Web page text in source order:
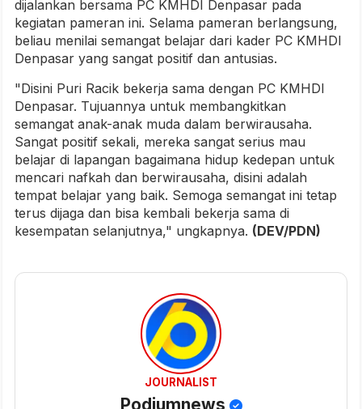
dijalankan bersama PC KMHDI Denpasar pada
kegiatan pameran ini. Selama pameran berlangsung,
beliau menilai semangat belajar dari kader PC KMHDI
Denpasar yang sangat positif dan antusias.
"Disini Puri Racik bekerja sama dengan PC KMHDI
Denpasar. Tujuannya untuk membangkitkan
semangat anak-anak muda dalam berwirausaha.
Sangat positif sekali, mereka sangat serius mau
belajar di lapangan bagaimana hidup kedepan untuk
mencari nafkah dan berwirausaha, disini adalah
tempat belajar yang baik. Semoga semangat ini tetap
terus dijaga dan bisa kembali bekerja sama di
kesempatan selanjutnya," ungkapnya. (DEV/PDN)
JOURNALIST
Podiumnews